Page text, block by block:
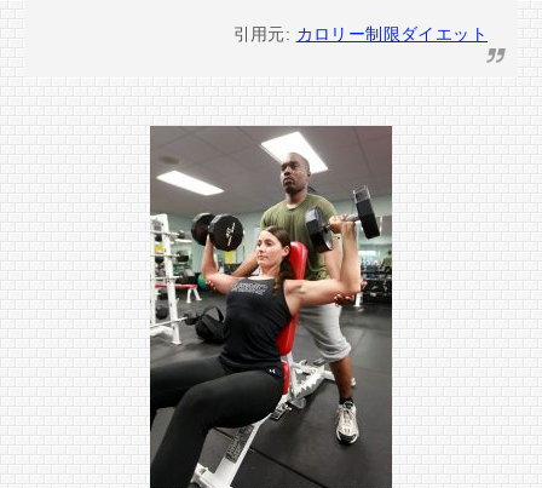
引用元: カロリー制限ダイエット